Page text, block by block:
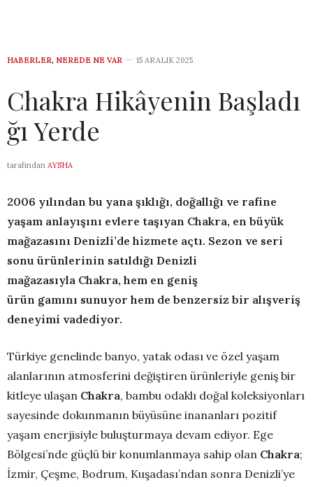
HABERLER, NEREDE NE VAR 15 ARALIK 2025
Chakra Hikâyenin Başladı
ğı Yerde
tarafından AYSHA
2006 yılından bu yana şıklığı, doğallığı ve rafine
yaşam anlayışını evlere taşıyan Chakra, en büyük
mağazasını Denizli’de hizmete açtı. Sezon ve seri
sonu ürünlerinin satıldığı Denizli
mağazasıyla Chakra, hem en geniş
ürün gamını sunuyor hem de benzersiz bir alışveriş
deneyimi vadediyor.
Türkiye genelinde banyo, yatak odası ve özel yaşam
alanlarının atmosferini değiştiren ürünleriyle geniş bir
kitleye ulaşan Chakra, bambu odaklı doğal koleksiyonları
sayesinde dokunmanın büyüsüne inananları pozitif
yaşam enerjisiyle buluşturmaya devam ediyor. Ege
Bölgesi’nde güçlü bir konumlanmaya sahip olan Chakra;
İzmir, Çeşme, Bodrum, Kuşadası’ndan sonra Denizli’ye